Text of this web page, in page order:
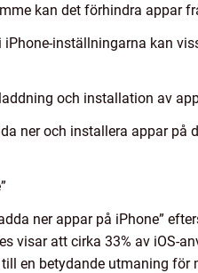
kan det förhindra appar
inställningarna kan
och installation av
ner och installera appar på
ner appar på iPhone”
visar att cirka 33% av iOS-
en betydande utmaning för